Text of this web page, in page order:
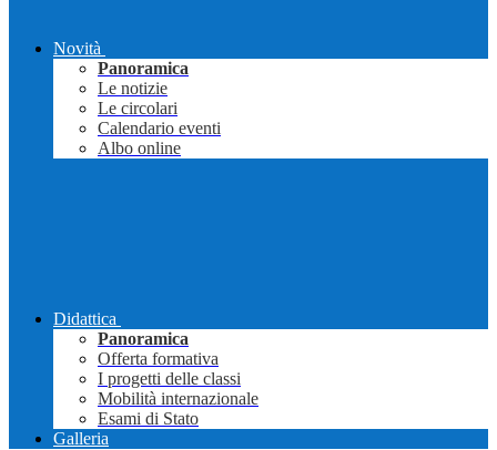
Novità
Panoramica
Le notizie
Le circolari
Calendario eventi
Albo online
Didattica
Panoramica
Offerta formativa
I progetti delle classi
Mobilità internazionale
Esami di Stato
Galleria